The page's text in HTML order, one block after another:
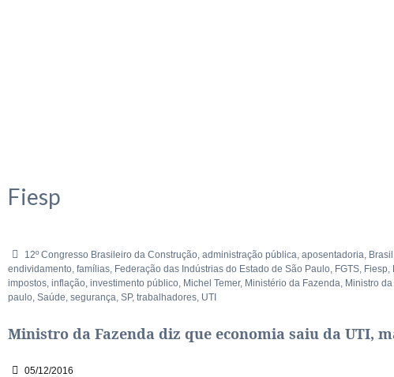
Fiesp
12º Congresso Brasileiro da Construção, administração pública, aposentadoria, Brasil
endividamento, famílias, Federação das Indústrias do Estado de São Paulo, FGTS, Fiesp,
impostos, inflação, investimento público, Michel Temer, Ministério da Fazenda, Ministro
paulo, Saúde, segurança, SP, trabalhadores, UTI
Ministro da Fazenda diz que economia saiu da UTI,
05/12/2016